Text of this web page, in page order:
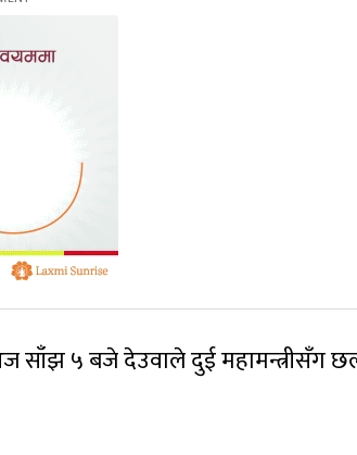
साँझ ५ बजे देउवाले दुई महामन्त्रीसँग